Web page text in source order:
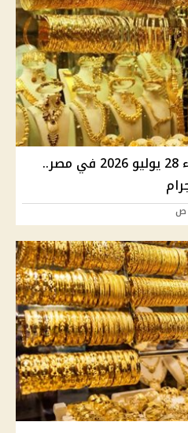
أسعار الذهب اليوم الثلاثاء 28 يوليو 2026 في مصر..